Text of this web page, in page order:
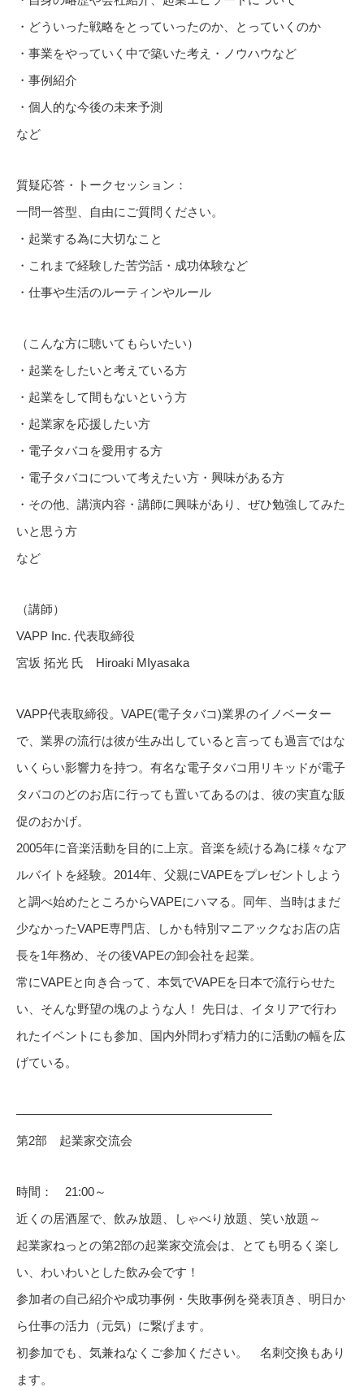
・どういった戦略をとっていったのか、とっていくのか
・事業をやっていく中で築いた考え・ノウハウなど
・事例紹介
・個人的な今後の未来予測
など
質疑応答・トークセッション：
一問一答型、自由にご質問ください。
・起業する為に大切なこと
・これまで経験した苦労話・成功体験など
・仕事や生活のルーティンやルール
（こんな方に聴いてもらいたい）
・起業をしたいと考えている方
・起業をして間もないという方
・起業家を応援したい方
・電子タバコを愛用する方
・電子タバコについて考えたい方・興味がある方
・その他、講演内容・講師に興味があり、ぜひ勉強してみた
いと思う方
など
（講師）
VAPP Inc. 代表取締役
宮坂 拓光 氏 Hiroaki MIyasaka
VAPP代表取締役。VAPE(電子タバコ)業界のイノベーター
で、業界の流行は彼が生み出していると言っても過言ではな
いくらい影響力を持つ。有名な電子タバコ用リキッドが電子
タバコのどのお店に行っても置いてあるのは、彼の実直な販
促のおかげ。
2005年に音楽活動を目的に上京。音楽を続ける為に様々なア
ルバイトを経験。2014年、父親にVAPEをプレゼントしよう
と調べ始めたところからVAPEにハマる。同年、当時はまだ
少なかったVAPE専門店、しかも特別マニアックなお店の店
長を1年務め、その後VAPEの卸会社を起業。
常にVAPEと向き合って、本気でVAPEを日本で流行らせた
い、そんな野望の塊のような人！ 先日は、イタリアで行わ
れたイベントにも参加、国内外問わず精力的に活動の幅を広
げている。
—————————————————————
第2部 起業家交流会
時間： 21:00～
近くの居酒屋で、飲み放題、しゃべり放題、笑い放題～
起業家ねっとの第2部の起業家交流会は、とても明るく楽し
い、わいわいとした飲み会です！
参加者の自己紹介や成功事例・失敗事例を発表頂き、明日か
ら仕事の活力（元気）に繋げます。
初参加でも、気兼ねなくご参加ください。 名刺交換もあり
ます。